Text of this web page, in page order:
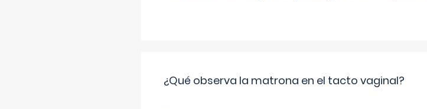
¿Qué observa la matrona en el tacto vaginal?